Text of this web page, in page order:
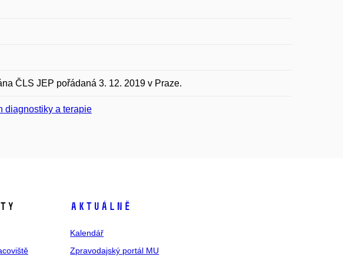
ČLS JEP pořádaná 3. 12. 2019 v Praze.
diagnostiky a terapie
Aktuálně
Kalendář
Zpravodajský portál MU